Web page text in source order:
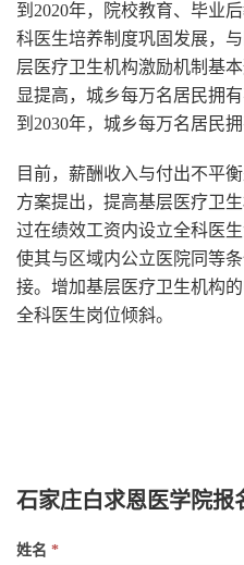
到 2020年，院校教育、毕业
科医生培养制度巩固发展，
层医疗卫生机构激励机制基
显提高，城乡每万名居民拥
到 2030年，城乡每万名居民
目前，薪酬收入与付出不平
方案提出，提高基层医疗卫
过在绩效工资内设立全科医
使其与区域内公立医院同等
接。增加基层医疗卫生机构
全科医生岗位倾斜。
石家庄白求恩医学院报
If
姓名 *